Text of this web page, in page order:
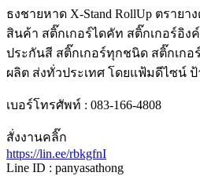
ธงชายหาด X-Stand RollUp ตราย
สินค้า สติ๊กเกอร์ไดคัท สติ๊กเกอร์อิ
ประกันสี สติ๊กเกอร์ทุกชนิด สติ๊กเกอ
ผลิต ส่งทั่วประเทศ โดยแฟ้มดีไซน์
เบอร์โทรศัพท์ : 083-166-4808
สั่งงานคลิ๊ก
https://lin.ee/rbkgfnI
Line ID : panyasathong